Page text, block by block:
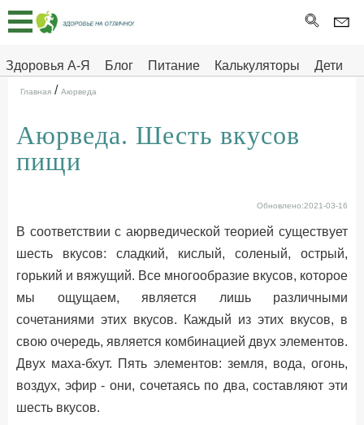
Здоровья А-Я Блог Питание Калькуляторы
Дети
Главная
Тесты
Про
ДЕТЯМ
Главная / Аюрведа
Аюрведа. Шесть вкусов
пищи
Обновлено:2021-03-16
В соответствии с аюрведической теорией существует
шесть вкусов: сладкий, кислый, соленый, острый,
горький и вяжущий. Все многообразие вкусов, которое
мы ощущаем, является лишь различными
сочетаниями этих вкусов. Каждый из этих вкусов, в
свою очередь, является комбинацией двух элементов.
Двух маха-бхут. Пять элементов: земля, вода, огонь,
воздух, эфир - они, сочетаясь по два, составляют эти
шесть вкусов.